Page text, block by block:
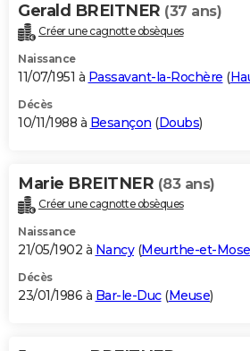
Gerald BREITNER (37 ans)
Créer une cagnotte obsèques
Naissance
11/07/1951 à Passavant-la-Rochère (
Décès
10/11/1988 à Besançon (Doubs)
Marie BREITNER (83 ans)
Créer une cagnotte obsèques
Naissance
21/05/1902 à Nancy(Meurthe-et-
Décès
23/01/1986 à Bar-le-Duc(Meuse)